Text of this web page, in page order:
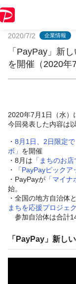
2020/7/2 企業情報
「PayPay」新
を開催（2020年7
2020年7月1日（水）
今回発表した内容は
・ 8月1日、2日限定
ボ」 を開催
・8月は 「まちのお
・
「PayPayピック
・PayPayが 「マイナ
始。
・全国の地方自治体
まちを応援プロジェク
参加自治体は合計
「PayPay」新し